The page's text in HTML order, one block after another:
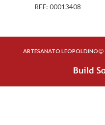
REF: 00013408
ARTESANATO LEOPOLDINO